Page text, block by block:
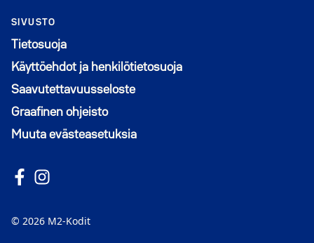
SIVUSTO
Tietosuoja
Käyttöehdot ja henkilötietosuoja
Saavutettavuusseloste
Graafinen ohjeisto
Muuta evästeasetuksia
Seuraa meitä Facebookissa
Avautuu uuteen ikkunaan
Seuraa Instagramissa
Avautuu uuteen ikkunaan
© 2026 M2-Kodit